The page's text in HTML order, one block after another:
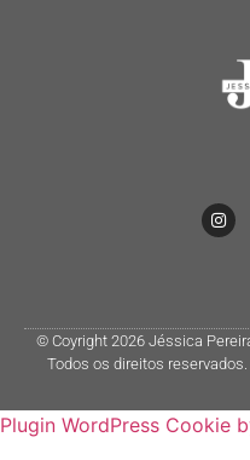
© Coyright 2026 Jéssica
Todos os direitos reservados.
Plugin WordPress Cookie